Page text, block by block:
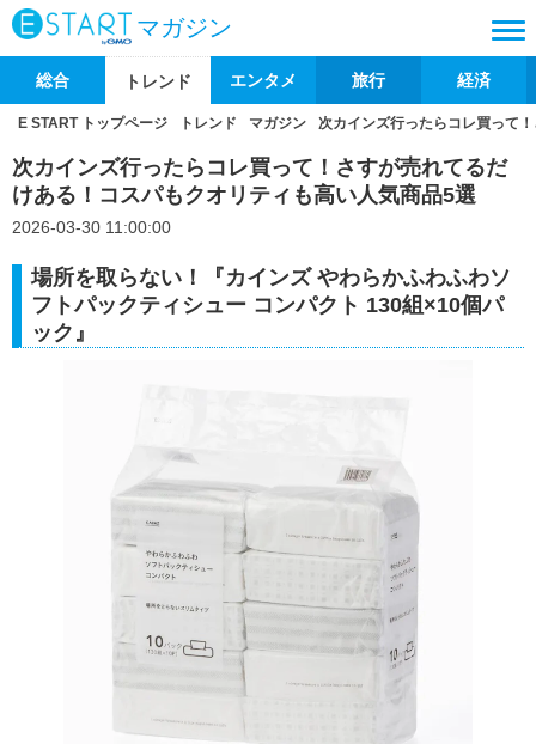
マガジン
総合 トレンド エンタメ 旅行 経済
E START トップページ トレンド マガジン 次カインズ行ったらコレ買って
次カインズ行ったらコレ買って！さすが売れてるだ
けある！コスパもクオリティも高い人気商品5選
2026-03-30 11:00:00
場所を取らない！『カインズ やわらかふわふわソ
フトパックティシュー コンパクト 130組×10個パ
ック』